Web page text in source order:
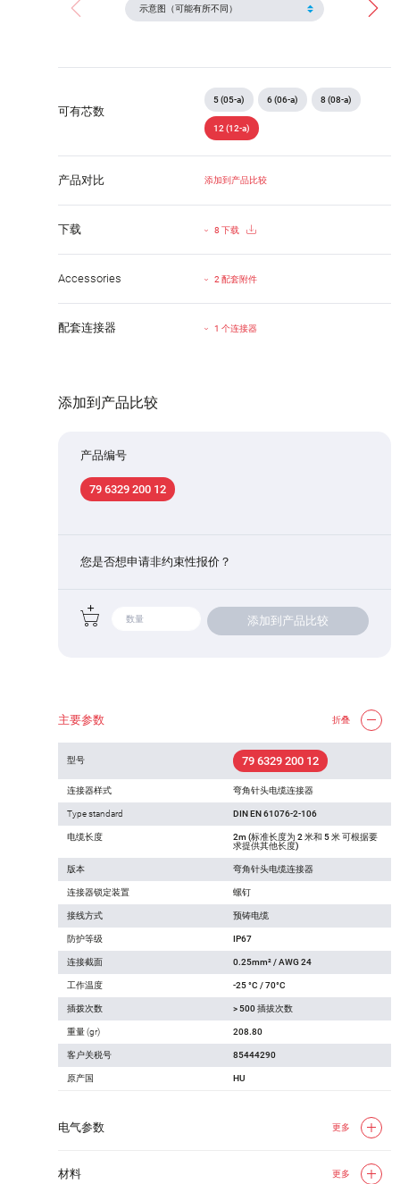
可有芯数
5 (05-a) 6 (06-a) 8 (08-a)
12 (12-a)
产品对比 添加到产品比较
下载 8 下载
Accessories 2 配套附件
配套连接器 1 个连接器
添加到产品比较
产品编号
79 6329 200 12
您是否想申请非约束性报价？
添加到产品比较
主要参数 折叠
型号 79 6329 200 12
连接器样式 弯角针头电缆连接器
Type standard DIN EN 61076-2-106
电缆长度
2m (标准长度为 2 米和 5 米 可根据要
求提供其他长度)
版本 弯角针头电缆连接器
连接器锁定装置 螺钉
接线方式 预铸电缆
防护等级 IP67
连接截面 0.25mm² / AWG 24
工作温度 -25 °C / 70°C
插拨次数 > 500 插拔次数
重量 (gr) 208.80
客户关税号 85444290
原产国 HU
电气参数 更多
材料 更多